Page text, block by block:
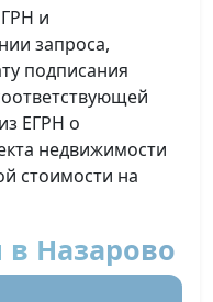
и
запроса,
подписания
ЕГРН о
недвижимости
стоимости на
в Назарово